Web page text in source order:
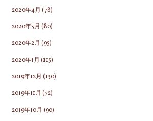
2020年4月 (78)
2020年3月 (80)
2020年2月 (95)
2020年1月 (115)
2019年12月 (130)
2019年11月 (72)
2019年10月 (90)